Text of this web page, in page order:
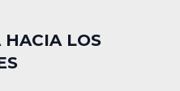
HACIA LOS